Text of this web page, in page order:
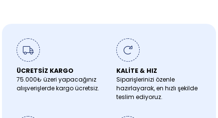
ÜCRETSİZ KARGO
75.000₺ üzeri yapacağınız
alışverişlerde kargo ücretsiz.
KALİTE & HIZ
Siparişlerinizi özenle
hazırlayarak, en hızlı şekilde
teslim ediyoruz.